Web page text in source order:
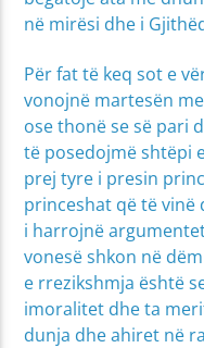
në mirësi dhe i
Për fat të keq sot e
vonojnë martesën
ose thonë se së pari
të posedojmë shtëpi
prej tyre i presin
princeshat që të vinë
i harrojnë
vonesë shkon në
e rrezikshmja është
imoralitet dhe ta
dunja dhe ahiret në